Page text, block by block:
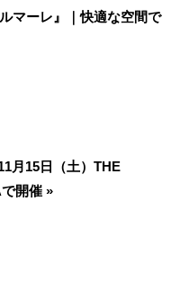
マーレ』｜快適な空間で
月15日（土）THE
開催 »